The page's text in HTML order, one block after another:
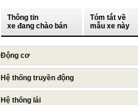
Thông tin
xe đang chào bán
Tóm tắt về
mẫu xe này
Động cơ
Hệ thống truyền động
Hệ thống lái